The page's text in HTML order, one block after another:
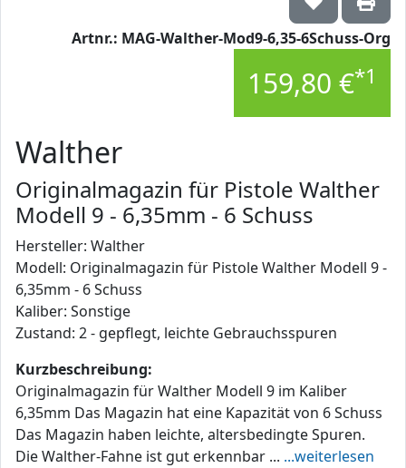
Artnr.: MAG-Walther-Mod9-6,35-6Schuss-Org
159,80 €*1
Walther
Originalmagazin für Pistole Walther
Modell 9 - 6,35mm - 6 Schuss
Hersteller: Walther
Modell: Originalmagazin für Pistole Walther Modell 9 -
6,35mm - 6 Schuss
Kaliber: Sonstige
Zustand: 2 - gepflegt, leichte Gebrauchsspuren
Kurzbeschreibung:
Originalmagazin für Walther Modell 9 im Kaliber
6,35mm Das Magazin hat eine Kapazität von 6 Schuss
Das Magazin haben leichte, altersbedingte Spuren.
Die Walther-Fahne ist gut erkennbar ... ...weiterlesen